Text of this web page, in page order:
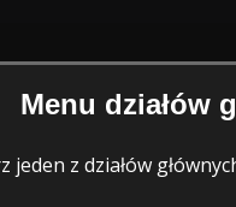
Menu działów
jeden z działów